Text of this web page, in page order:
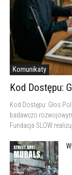
Komunikaty
Kod Dostępu:
Kod Dostępu: Głos
badawczo
Fundacja SLOW